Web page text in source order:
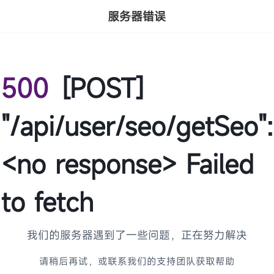
服务器错误
500 [POST]
"/api/user/seo/getSeo":
<no response> Failed
to fetch
我们的服务器遇到了一些问题，正在努力解决
请稍后再试，或联系我们的支持团队获取帮助